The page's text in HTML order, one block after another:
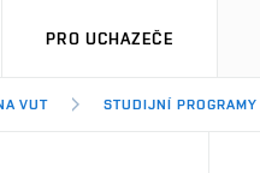
PRO UCHAZEČE
VUT STUDIJNÍ PROGRAMY